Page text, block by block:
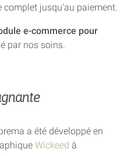
complet jusqu'au paiement.
e-commerce pour
par nos soins.
a été développé en
Wickeed à